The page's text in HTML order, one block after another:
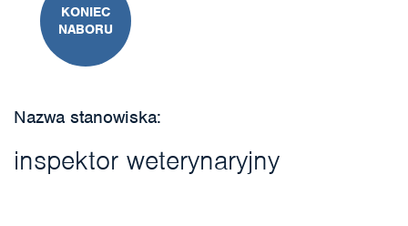
KONIEC
NABORU
Nazwa stanowiska:
inspektor weterynaryjny